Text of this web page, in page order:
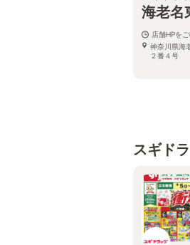
海老名
店舗HPを
神奈川県海
２番４号
スギド